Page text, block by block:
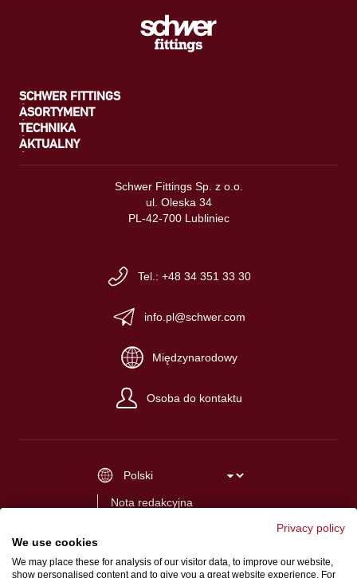
SCHWER FITTINGS
ASORTYMENT
TECHNIKA
AKTUALNY
Schwer Fittings Sp. z o.o.
ul. Oleska 34
PL-42-700 Lubliniec
Tel.: +48 34 351 33 30
info.pl@schwer.com
Międzynarodowy
Osoba do kontaktu
Nota redakcyjna
Privacy policy
We use cookies
We may place these for analysis of our visitor data, to improve our website,
show personalised content and to give you a great website experience. For